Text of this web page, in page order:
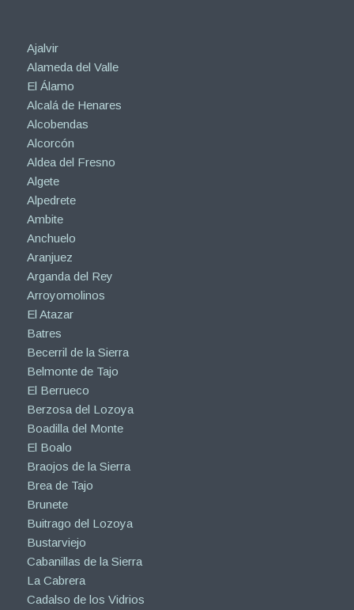
Ajalvir
Alameda del Valle
El Álamo
Alcalá de Henares
Alcobendas
Alcorcón
Aldea del Fresno
Algete
Alpedrete
Ambite
Anchuelo
Aranjuez
Arganda del Rey
Arroyomolinos
El Atazar
Batres
Becerril de la Sierra
Belmonte de Tajo
El Berrueco
Berzosa del Lozoya
Boadilla del Monte
El Boalo
Braojos de la Sierra
Brea de Tajo
Brunete
Buitrago del Lozoya
Bustarviejo
Cabanillas de la Sierra
La Cabrera
Cadalso de los Vidrios